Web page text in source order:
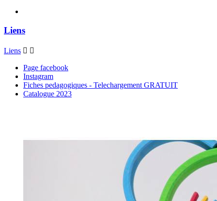
Liens
Liens  
Page facebook
Instagram
Fiches pedagogiques - Telechargement GRATUIT
Catalogue 2023